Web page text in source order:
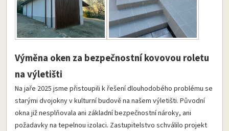
Výměna oken za bezpečnostní kovovou roletu
na výletišti
Na jaře 2025 jsme přistoupili k řešení dlouhodobého problému se
starými dvojokny v kulturní budově na našem výletišti. Původní
okna již nesplňovala ani základní bezpečnostní nároky, ani
požadavky na tepelnou izolaci. Zastupitelstvo schválilo projekt